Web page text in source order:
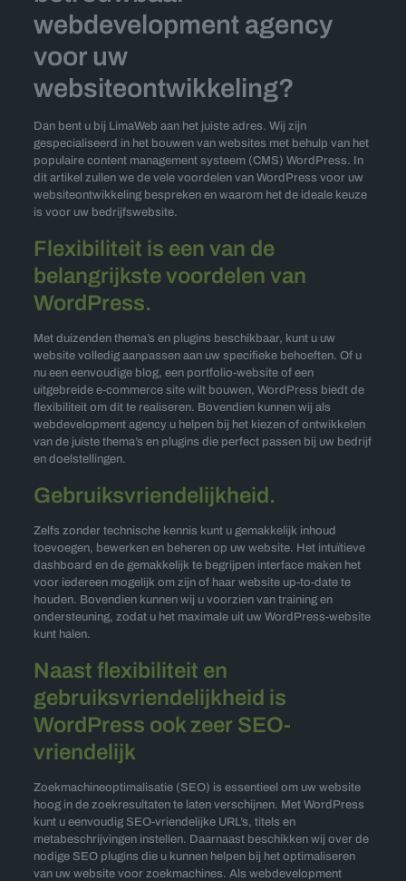
webdevelopment agency
voor uw
websiteontwikkeling?
Dan bent u bij LimaWeb aan het juiste adres. Wij zijn
gespecialiseerd in het bouwen van websites met behulp van het
populaire content management systeem (CMS) WordPress. In
dit artikel zullen we de vele voordelen van WordPress voor uw
websiteontwikkeling bespreken en waarom het de ideale keuze
is voor uw bedrijfswebsite.
Flexibiliteit is een van de
belangrijkste voordelen van
WordPress.
Met duizenden thema’s en plugins beschikbaar, kunt u uw
website volledig aanpassen aan uw specifieke behoeften. Of u
nu een eenvoudige blog, een portfolio-website of een
uitgebreide e-commerce site wilt bouwen, WordPress biedt de
flexibiliteit om dit te realiseren. Bovendien kunnen wij als
webdevelopment agency u helpen bij het kiezen of ontwikkelen
van de juiste thema’s en plugins die perfect passen bij uw bedrijf
en doelstellingen.
Gebruiksvriendelijkheid.
Zelfs zonder technische kennis kunt u gemakkelijk inhoud
toevoegen, bewerken en beheren op uw website. Het intuïtieve
dashboard en de gemakkelijk te begrijpen interface maken het
voor iedereen mogelijk om zijn of haar website up-to-date te
houden. Bovendien kunnen wij u voorzien van training en
ondersteuning, zodat u het maximale uit uw WordPress-website
kunt halen.
Naast flexibiliteit en
gebruiksvriendelijkheid is
WordPress ook zeer SEO-
vriendelijk
Zoekmachineoptimalisatie (SEO) is essentieel om uw website
hoog in de zoekresultaten te laten verschijnen. Met WordPress
kunt u eenvoudig SEO-vriendelijke URL’s, titels en
metabeschrijvingen instellen. Daarnaast beschikken wij over de
nodige SEO plugins die u kunnen helpen bij het optimaliseren
van uw website voor zoekmachines. Als webdevelopment